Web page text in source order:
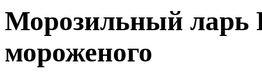
Морозильный ларь
мороженого